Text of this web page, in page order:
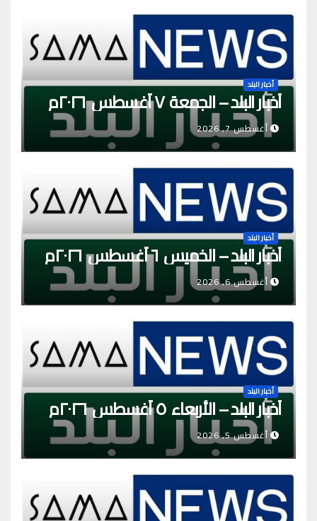
أخبار البلد
أخبار البلد – الجمعة ٧ أغسطس ٢٠٢٦م
أغسطس 7, 2026
أخبار البلد
أخبار البلد – الخميس ٦ أغسطس ٢٠٢٦م
أغسطس 6, 2026
أخبار البلد
أخبار البلد – الأربعاء ٥ أغسطس ٢٠٢٦م
أغسطس 5, 2026